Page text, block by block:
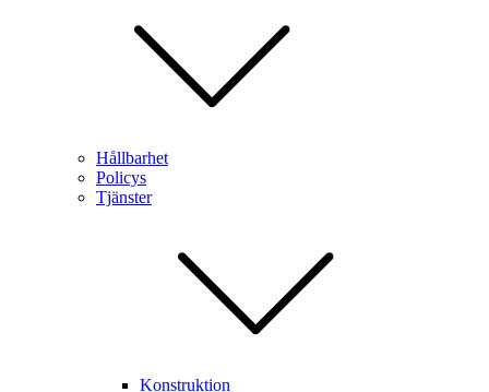
Hållbarhet
Policys
Tjänster
Konstruktion